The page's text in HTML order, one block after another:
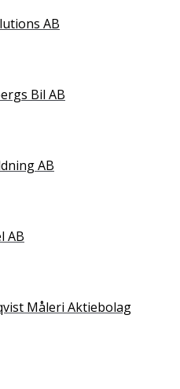
AB
Bil AB
AB
AB
Måleri Aktiebolag